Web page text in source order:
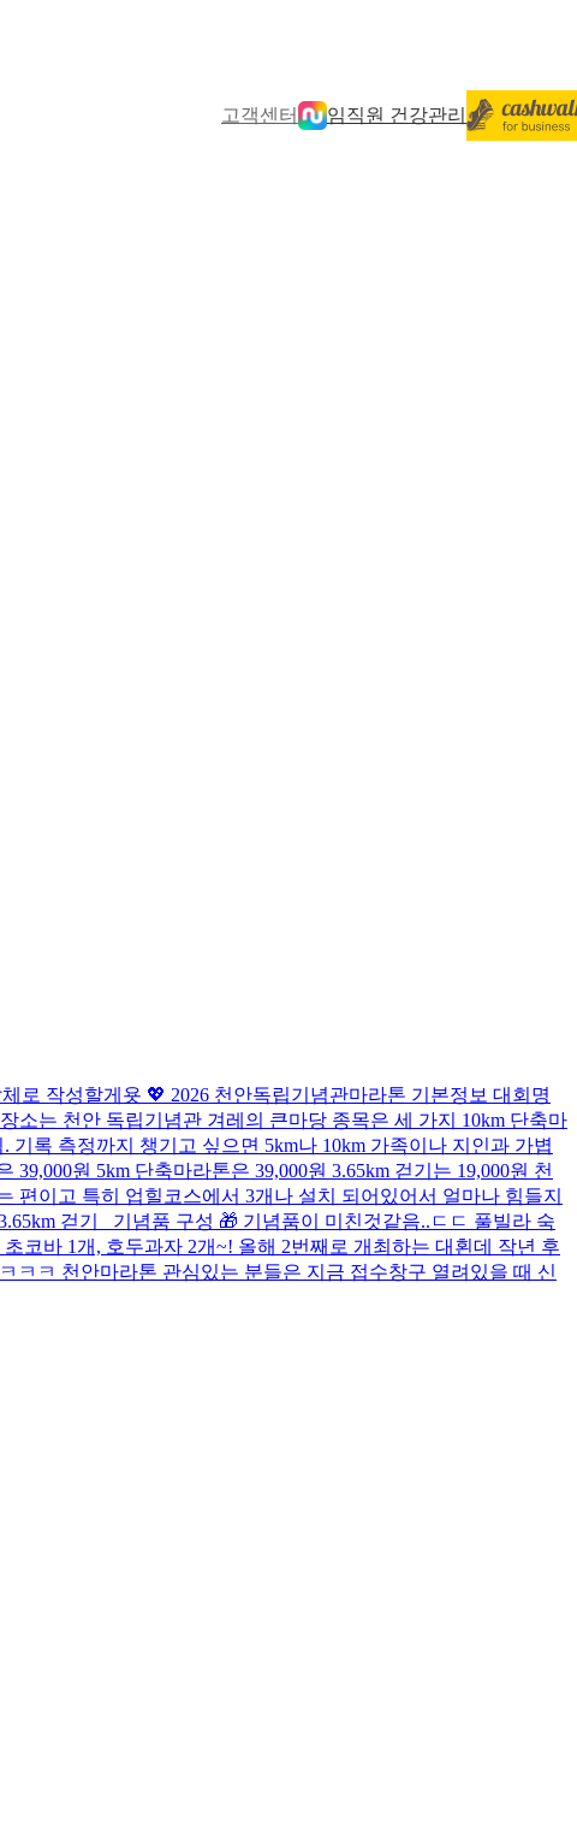
고객센터 임직원 건강관리
로 작성할게욧 💖 2026 천안독립기념관마라톤 기본정보 대회명
소는 천안 독립기념관 겨레의 큰마당 종목은 세 가지 10km 단축마
록 측정까지 챙기고 싶으면 5km나 10km 가족이나 지인과 가볍
원 5km 단축마라톤은 39,000원 3.65km 걷기는 19,000원 천
이고 특히 업힐코스에서 3개나 설치 되어있어서 얼마나 힘들지
걷기 기념품 구성 🎁 기념품이 미친것같음..ㄷㄷ 풀빌라 숙
코바 1개, 호두과자 2개~! 올해 2번째로 개최하는 대횐데 작년 후
ㅋㅋ 천안마라톤 관심있는 분들은 지금 접수창구 열려있을 때 신